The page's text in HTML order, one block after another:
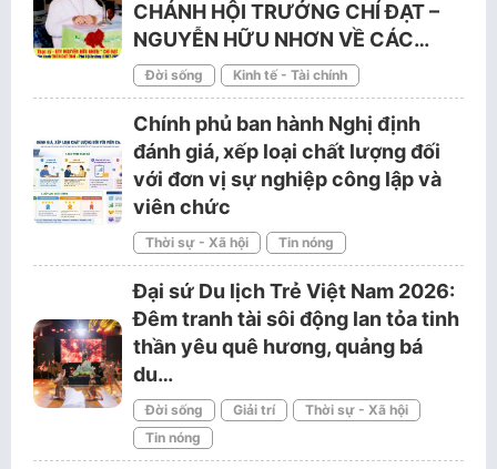
CHÁNH HỘI TRƯỞNG CHÍ ĐẠT –
NGUYỄN HỮU NHƠN VỀ CÁC…
Đời sống Kinh tế - Tài chính
Chính phủ ban hành Nghị định
đánh giá, xếp loại chất lượng đối
với đơn vị sự nghiệp công lập và
viên chức
Thời sự - Xã hội Tin nóng
Đại sứ Du lịch Trẻ Việt Nam 2026:
Đêm tranh tài sôi động lan tỏa tinh
thần yêu quê hương, quảng bá
du…
Đời sống Giải trí
Thời sự - Xã hội
Tin nóng